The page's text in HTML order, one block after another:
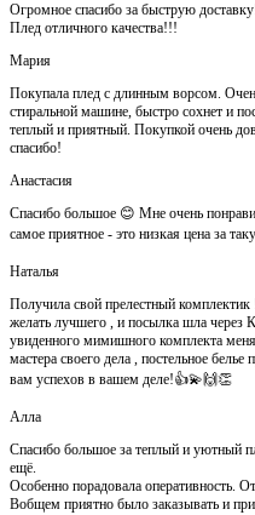
Огромное спасибо за быструю
Плед отличного качества!!!
Мария
Покупала плед с длинным ворсом.
стиральной машине, быстро сохнет и
теплый и приятный. Покупкой очень
спасибо!
Анастасия
Спасибо большое 😊 Мне очень
самое приятное - это низкая цена за
Наталья
Получила свой прелестный
желать лучшего , и посылка шла через
увиденного мимишного комплекта
мастера своего дела , постельное
вам успехов в вашем деле!👍💫🙌👏
Алла
Спасибо большое за теплый и уютный
ещё.
Особенно порадовала оперативность.
Вобщем приятно было заказывать и